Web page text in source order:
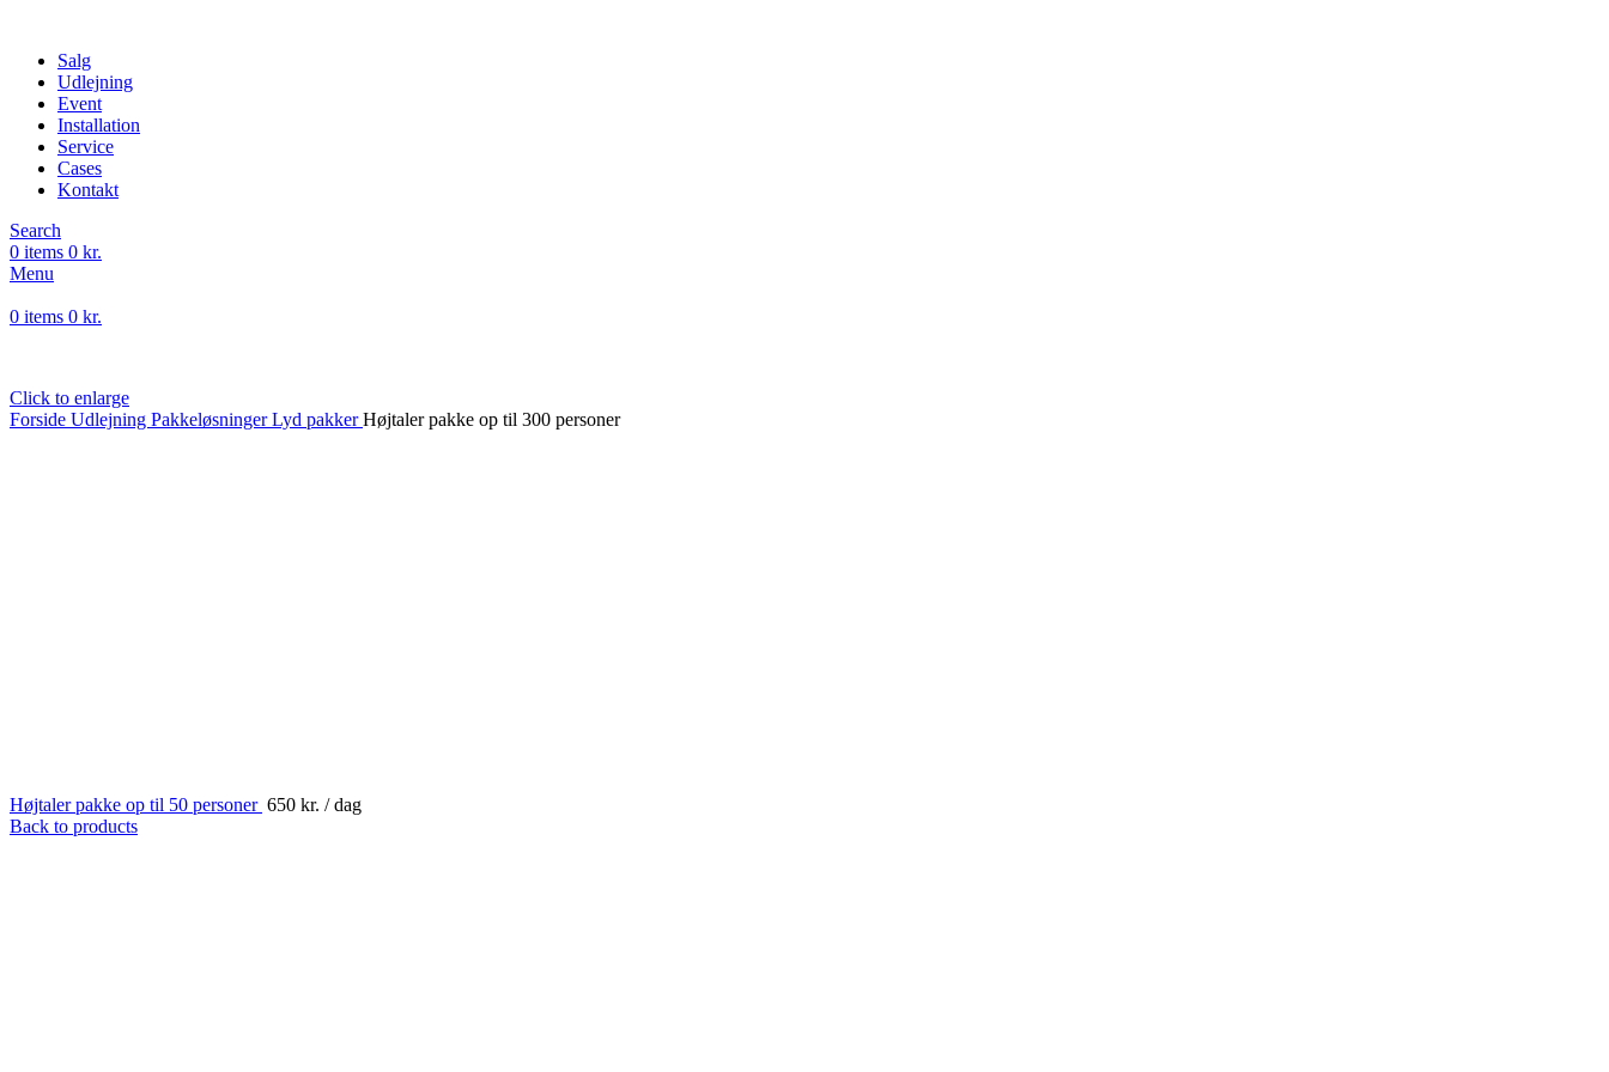
Salg
Udlejning
Event
Installation
Service
Cases
Kontakt
Search
0 items 0 kr.
Menu
0 items 0 kr.
Click to enlarge
Forside Udlejning PakkeløsningerLyd pakkerHøjtaler pakke op til 300 personer
Højtaler pakke op til 50 personer 650 kr. / dag
Back to products